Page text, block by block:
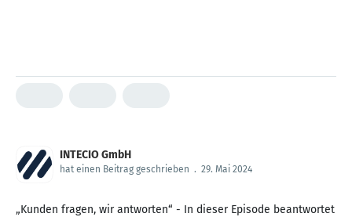
INTECIO GmbH
hat einen Beitrag geschrieben . 29. Mai 2024
„Kunden fragen, wir antworten“ - In dieser Episode beantwortet